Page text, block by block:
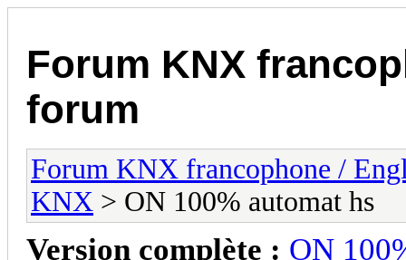
Forum KNX
forum
Forum KNX francophone /
KNX > ON 100% automat hs
Version complète : ON